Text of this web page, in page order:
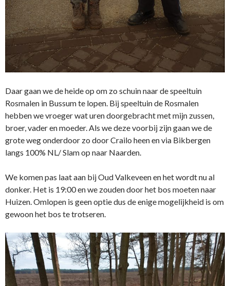
Daar gaan we de heide op om zo schuin naar de speeltuin
Rosmalen in Bussum te lopen. Bij speeltuin de Rosmalen
hebben we vroeger wat uren doorgebracht met mijn zussen,
broer, vader en moeder. Als we deze voorbij zijn gaan we de
grote weg onderdoor zo door Crailo heen en via Bikbergen
langs 100% NL/ Slam op naar Naarden.
We komen pas laat aan bij Oud Valkeveen en het wordt nu al
donker. Het is 19:00 en we zouden door het bos moeten naar
Huizen. Omlopen is geen optie dus de enige mogelijkheid is om
gewoon het bos te trotseren.